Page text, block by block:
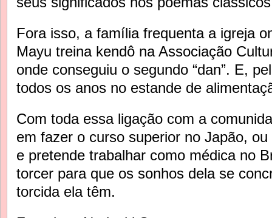
Fora isso, a família frequenta a igreja
Mayu treina kendô na Associação
onde conseguiu o segundo “dan”. E,
todos os anos no estande de
Com toda essa ligação com a
em fazer o curso superior no Japão,
e pretende trabalhar como médica no
torcer para que os sonhos dela se
torcida ela têm.